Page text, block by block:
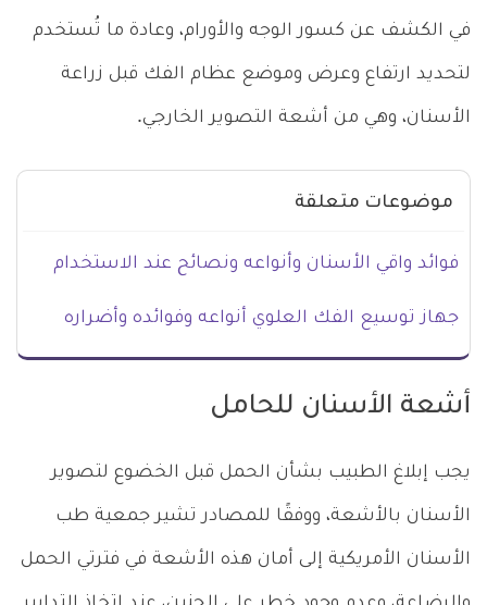
في الكشف عن كسور الوجه والأورام، وعادة ما تُستخدم
لتحديد ارتفاع وعرض وموضع عظام الفك قبل زراعة
الأسنان، وهي من أشعة التصوير الخارجي.
موضوعات متعلقة
فوائد واقي الأسنان وأنواعه ونصائح عند الاستخدام
جهاز توسيع الفك العلوي أنواعه وفوائده وأضراره
أشعة الأسنان للحامل
يجب إبلاغ الطبيب بشأن الحمل قبل الخضوع لتصوير
الأسنان بالأشعة، ووفقًا للمصادر تشير جمعية طب
الأسنان الأمريكية إلى أمان هذه الأشعة في فترتي الحمل